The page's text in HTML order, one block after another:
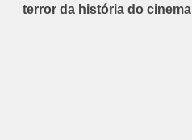
terror da história do cinema